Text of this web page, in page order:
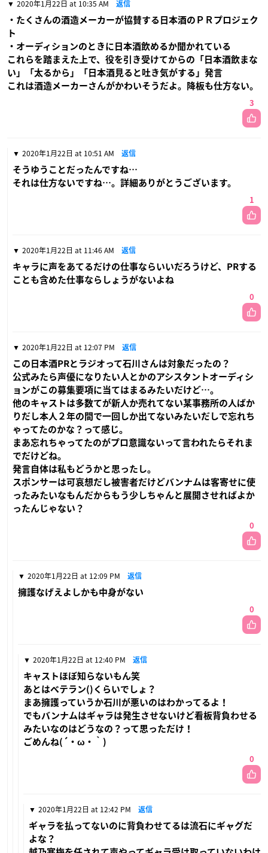
2020年1月22日 at 10:35 AM 返信
・たくさんの酒造メーカーが協賛する日本酒のＰＲプロジェク
ト
・オーディションのときに日本酒飲めるか聞かれている
これらを踏まえた上で、役を引き受けてからの「日本酒飲まな
い」「太るから」「日本酒見ると吐き気がする」発言
これは酒造メーカーさんがかわいそうだよ。降板も仕方ない。
3
2020年1月22日 at 10:51 AM 返信
そうゆうことだったんですね…
それは仕方ないですね…。詳細ありがとうございます。
1
2020年1月22日 at 11:46 AM 返信
キャラに声をあてるだけの仕事ならいいだろうけど、PRする
ことも含めた仕事ならしょうがないよね
0
2020年1月22日 at 12:07 PM 返信
この日本酒PRとラジオって石川さんは対象だったの？
公式みたら声優になりたい人とかのアシスタントオーディシ
ョンがこの募集要項に当てはまるみたいだけど…。
他のキャストは多数てが新人か売れてない某事務所の人ばか
りだし本人２年の間で一回しか出てないみたいだしで忘れち
ゃってたのかな？って感じ。
まあ忘れちゃってたのがプロ意識ないって言われたらそれま
でだけどね。
発言自体は私もどうかと思ったし。
スポンサーは可哀想だし被害者だけどバンナムは客寄せに使
ったみたいなもんだからもう少しちゃんと展開させればよか
ったんじゃない？
0
2020年1月22日 at 12:09 PM 返信
擁護なげえよしかも中身がない
0
2020年1月22日 at 12:40 PM 返信
キャストほぼ知らないもん笑
あとはベテラン()くらいでしょ？
まあ擁護っていうか石川が悪いのはわかってるよ！
でもバンナムはギャラは発生させないけど看板背負わせる
みたいなのはどうなの？って思っただけ！
ごめんね(´・ω・｀)
0
2020年1月22日 at 12:42 PM 返信
ギャラを払ってないのに背負わせてるは流石にギャグだ
よな？